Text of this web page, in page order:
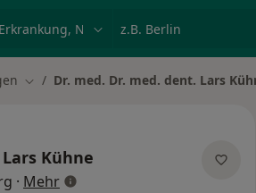
Stadt ändern
Dr. med. Dr. med. dent. Lars
Lars Kühne
· Mehrüber Spezialisierungen